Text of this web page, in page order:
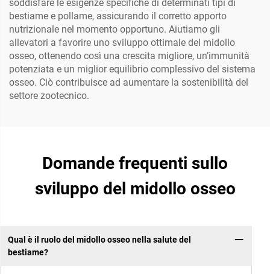
soddisfare le esigenze specifiche di determinati tipi di
bestiame e pollame, assicurando il corretto apporto
nutrizionale nel momento opportuno. Aiutiamo gli
allevatori a favorire uno sviluppo ottimale del midollo
osseo, ottenendo così una crescita migliore, un’immunità
potenziata e un miglior equilibrio complessivo del sistema
osseo. Ciò contribuisce ad aumentare la sostenibilità del
settore zootecnico.
Domande frequenti sullo
sviluppo del midollo osseo
Qual è il ruolo del midollo osseo nella salute del
bestiame?